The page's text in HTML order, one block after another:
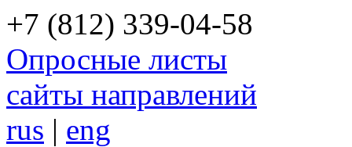
+7 (812) 339-04-58
Опросные листы
сайты направлений
rus | eng